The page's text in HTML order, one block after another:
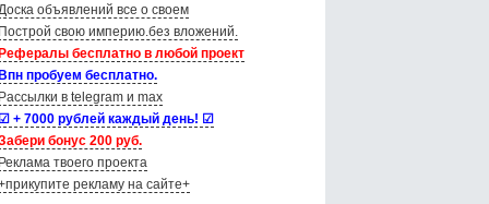
объявлений вce о своем
свою империю.без вложений.
бесплатно в любой проект
пробуем бесплатно.
в telegram и max
+ 7000 рублей каждый день! ☑
бонус 200 руб.
твоего проекта
рекламу на сайте+